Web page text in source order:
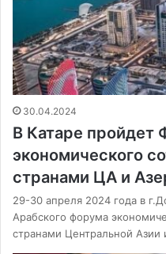
30.04.2024
В Катаре пройдет
экономического
странами ЦА и
29-30 апреля 2024 года в
Арабского форума
странами Центральной